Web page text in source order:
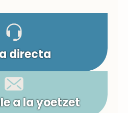
directa
a la yoetzet